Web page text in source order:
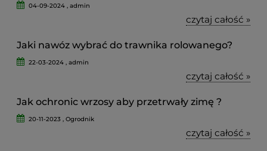
04-09-2024 , admin
czytaj całość »
Jaki nawóz wybrać do trawnika rolowanego?
22-03-2024 , admin
czytaj całość »
Jak ochronic wrzosy aby przetrwały zimę ?
20-11-2023 , Ogrodnik
czytaj całość »